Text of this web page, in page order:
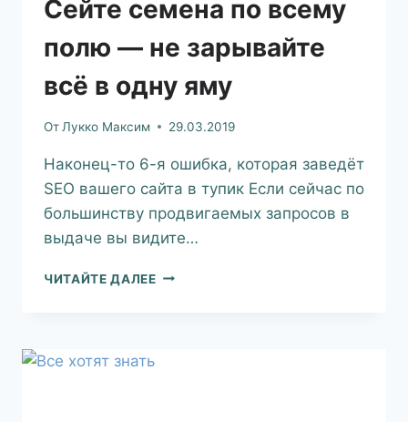
Сейте семена по всему
полю — не зарывайте
всё в одну яму
От Лукко Максим 29.03.2019
Наконец-то 6-я ошибка, которая заведёт
SEO вашего сайта в тупик Если сейчас по
большинству продвигаемых запросов в
выдаче вы видите…
ЧИТАЙТЕ ДАЛЕЕ